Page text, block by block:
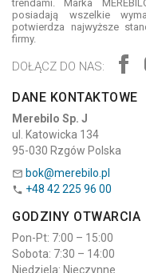
trendami. Marka
posiadają wszelkie
potwierdza najwyższe
firmy.
DOŁĄCZ DO NAS:
DANE KONTAKTOWE
Merebilo Sp. J
ul. Katowicka 134
95-030 Rzgów Polska
 bok@merebilo.pl
 +48 42 225 96 00
GODZINY OTWARCIA
Pon-Pt: 7:00 – 15:00
Sobota: 7:30 – 14:00
Niedziela: Nieczynne